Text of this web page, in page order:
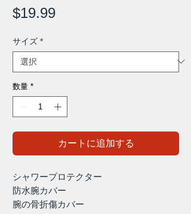
$19.99価
サイズ *
数量 *
カートに追加する
シャワープロテクター
防水腕カバー
腕の骨折傷カバー